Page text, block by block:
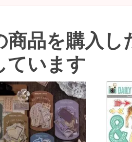
商品を購入し
ています